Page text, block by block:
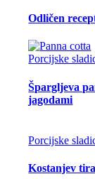
Odličen
Porcijske
Špargljeva
jagodami
Porcijske
Kostanjev